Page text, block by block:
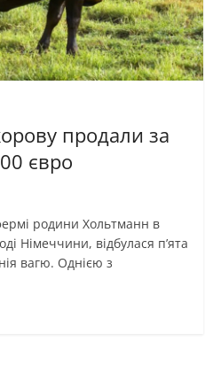
продали за
євро
родини Хольтманн в
Німеччини, відбулася п’ята
вагю. Однією з